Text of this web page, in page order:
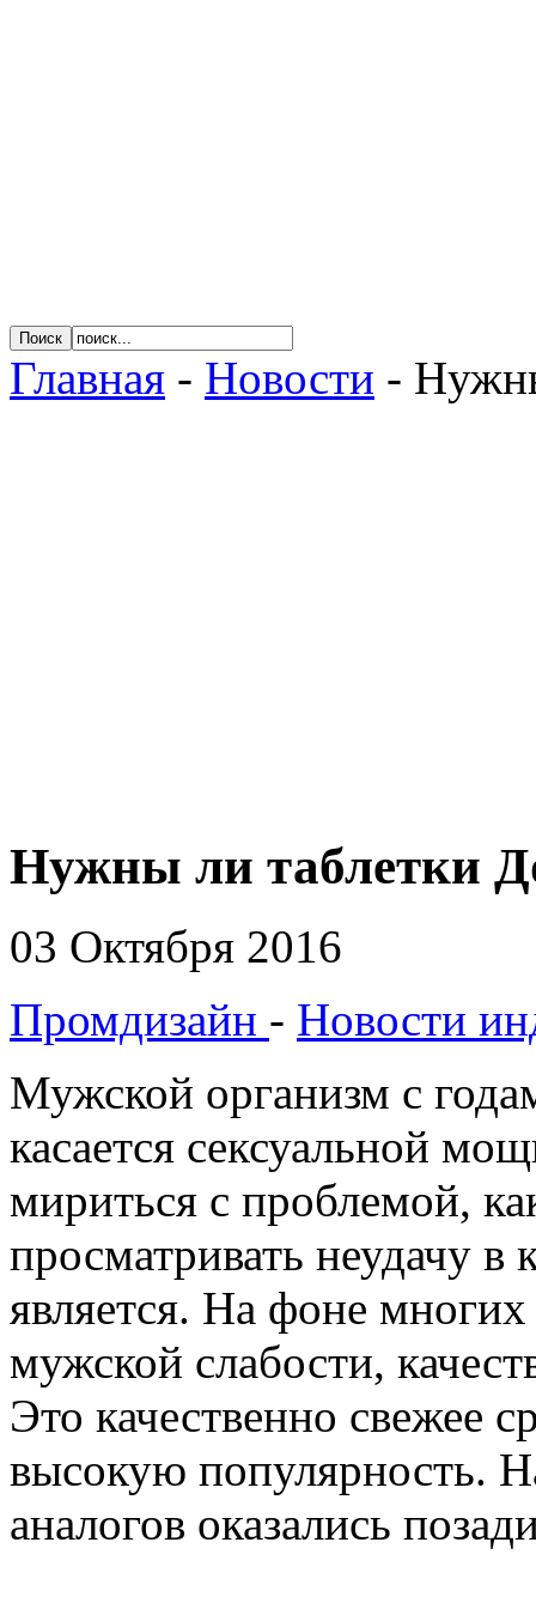
Главная - Новости -
Нужны ли таблетки
03 Октября 2016
Промдизайн - Новости
Мужской организм с
касается сексуальной
мириться с проблемой,
просматривать неудачу в
является. На фоне многих
мужской слабости,
Это качественно свежее
высокую популярность.
аналогов оказались